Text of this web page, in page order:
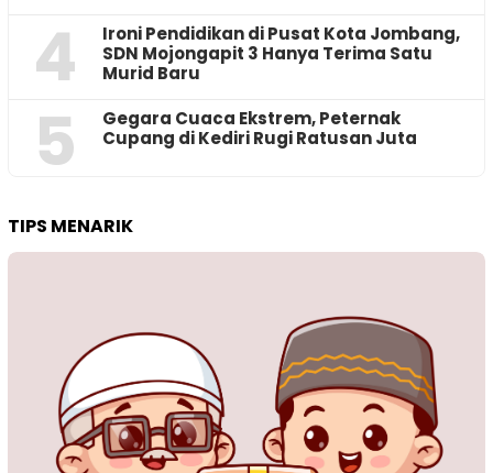
4
Ironi Pendidikan di Pusat Kota Jombang,
SDN Mojongapit 3 Hanya Terima Satu
Murid Baru
5
‎Gegara Cuaca Ekstrem, Peternak
Cupang di Kediri Rugi Ratusan Juta
TIPS MENARIK